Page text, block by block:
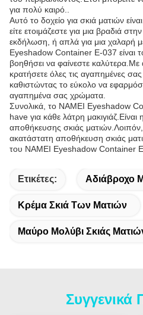
για πολύ καιρό..
Αυτό το δοχείο για σκιά ματιών
είτε ετοιμάζεστε για μια βραδιά
εκδήλωση, ή απλά για μια χαλαρή
Eyeshadow Container E-037 είναι
βοηθήσει να φαίνεστε καλύτερα.Με
κρατήσετε όλες τις αγαπημένες
καθιστώντας το εύκολο να
αγαπημένα σας χρώματα.
Συνολικά, το NAMEI Eyeshadow
have για κάθε λάτρη μακιγιάζ.Είναι
αποθήκευσης σκιάς
ακατάστατη αποθήκευση σκιάς
του NAMEI Eyeshadow Container
Ετικέτες: Αδιάβροχο
Κρέμα Σκιά Των Ματιών
Μαύρο Μολύβι Σκιάς
Συγγενικά